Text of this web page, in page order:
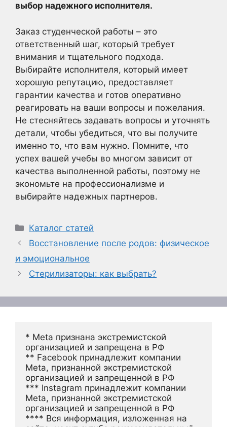
выбор надежного исполнителя.
Заказ студенческой работы – это
ответственный шаг, который требует
внимания и тщательного подхода.
Выбирайте исполнителя, который имеет
хорошую репутацию, предоставляет
гарантии качества и готов оперативно
реагировать на ваши вопросы и пожелания.
Не стесняйтесь задавать вопросы и уточнять
детали, чтобы убедиться, что вы получите
именно то, что вам нужно. Помните, что
успех вашей учебы во многом зависит от
качества выполненной работы, поэтому не
экономьте на профессионализме и
выбирайте надежных партнеров.
Рубрики
Каталог статей
Восстановление после родов: физическое
и эмоциональное
Стерилизаторы: как выбрать?
* Meta признана экстремистской
организацией и запрещена в РФ
** Facebook принадлежит компании
Meta, признанной экстремистской
организацией и запрещенной в РФ
*** Instagram принадлежит компании
Meta, признанной экстремистской
организацией и запрещенной в РФ
**** Вся информация, изложенная на